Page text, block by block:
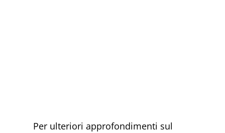
Per ulteriori approfondimenti sul